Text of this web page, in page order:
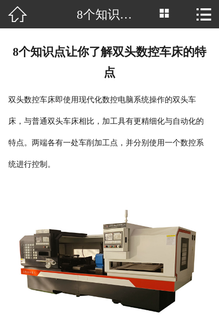
网站首页
 8个知识点让你了解双头数控车床的特点  
8个知识点让你了解双头数控车床的特
点
双头数控车床即使用现代化数控电脑系统操作的双头车
床，与普通双头车床相比，加工具有更精细化与自动化的
特点。两端各有一处车削加工点，并分别使用一个数控系
统进行控制。